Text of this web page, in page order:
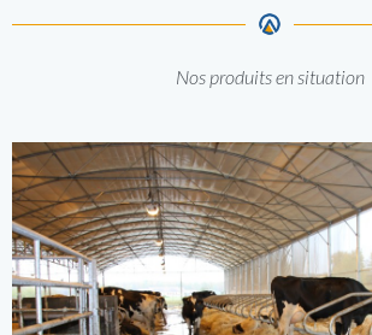
Nos produits en situation